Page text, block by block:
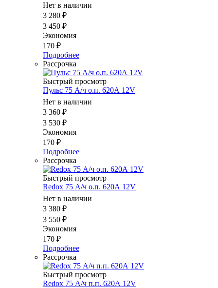
Нет в наличии
3 280 ₽
3 450 ₽
Экономия
170 ₽
Подробнее
Рассрочка
Быстрый просмотр
Пульс 75 А/ч о.п. 620А 12V
Нет в наличии
3 360 ₽
3 530 ₽
Экономия
170 ₽
Подробнее
Рассрочка
Быстрый просмотр
Redox 75 А/ч о.п. 620А 12V
Нет в наличии
3 380 ₽
3 550 ₽
Экономия
170 ₽
Подробнее
Рассрочка
Быстрый просмотр
Redox 75 А/ч п.п. 620А 12V